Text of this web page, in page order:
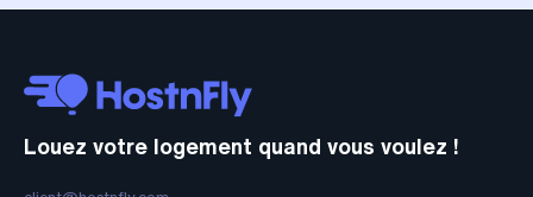
Louez votre logement quand vous voulez !